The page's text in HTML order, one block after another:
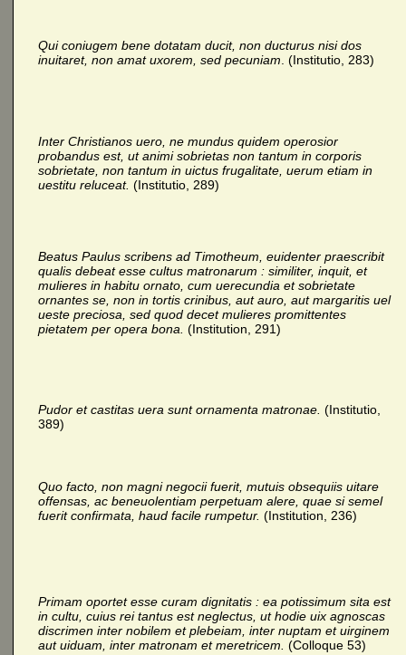
Qui coniugem bene dotatam ducit, non ducturus nisi dos
inuitaret, non amat uxorem, sed pecuniam. (Institutio, 283)
Inter Christianos uero, ne mundus quidem operosior
probandus est, ut animi sobrietas non tantum in corporis
sobrietate, non tantum in uictus frugalitate, uerum etiam in
uestitu reluceat. (Institutio, 289)
Beatus Paulus scribens ad Timotheum, euidenter praescribit
qualis debeat esse cultus matronarum : similiter, inquit, et
mulieres in habitu ornato, cum uerecundia et sobrietate
ornantes se, non in tortis crinibus, aut auro, aut margaritis uel
ueste preciosa, sed quod decet mulieres promittentes
pietatem per opera bona. (Institution, 291)
Pudor et castitas uera sunt ornamenta matronae. (Institutio,
389)
Quo facto, non magni negocii fuerit, mutuis obsequiis uitare
offensas, ac beneuolentiam perpetuam alere, quae si semel
fuerit confirmata, haud facile rumpetur. (Institution, 236)
Primam oportet esse curam dignitatis : ea potissimum sita est
in cultu, cuius rei tantus est neglectus, ut hodie uix agnoscas
discrimen inter nobilem et plebeiam, inter nuptam et uirginem
aut uiduam, inter matronam et meretricem. (Colloque 53)